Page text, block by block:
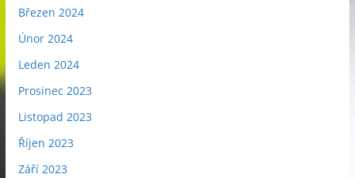
Březen 2024
Únor 2024
Leden 2024
Prosinec 2023
Listopad 2023
Říjen 2023
Září 2023